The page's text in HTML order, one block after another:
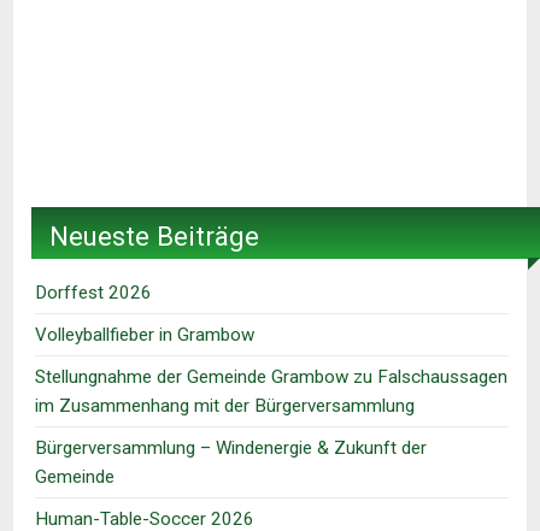
Neueste Beiträge
Dorffest 2026
Volleyballfieber in Grambow
Stellungnahme der Gemeinde Grambow zu Falschaussagen
im Zusammenhang mit der Bürgerversammlung
Bürgerversammlung – Windenergie & Zukunft der
Gemeinde
Human-Table-Soccer 2026